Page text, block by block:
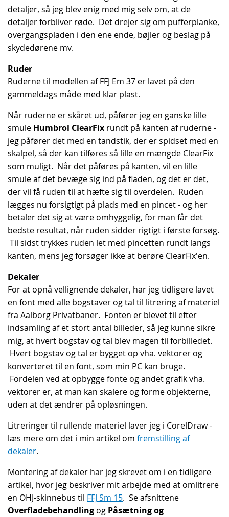
detaljer, så jeg blev enig med mig selv om, at de
detaljer forbliver røde. Det drejer sig om pufferplanke,
overgangspladen i den ene ende, bøjler og beslag på
skydedørene mv.
Ruder
Ruderne til modellen af FFJ Em 37 er lavet på den
gammeldags måde med klar plast.
Når ruderne er skåret ud, påfører jeg en ganske lille
smule Humbrol ClearFix rundt på kanten af ruderne -
jeg påfører det med en tandstik, der er spidset med en
skalpel, så der kan tilføres så lille en mængde ClearFix
som muligt. Når det påføres på kanten, vil en lille
smule af det bevæge sig ind på fladen, og det er det,
der vil få ruden til at hæfte sig til overdelen. Ruden
lægges nu forsigtigt på plads med en pincet - og her
betaler det sig at være omhyggelig, for man får det
bedste resultat, når ruden sidder rigtigt i første forsøg.
Til sidst trykkes ruden let med pincetten rundt langs
kanten, mens jeg forsøger ikke at berøre ClearFix'en.
Dekaler
For at opnå vellignende dekaler, har jeg tidligere lavet
en font med alle bogstaver og tal til litrering af materiel
fra Aalborg Privatbaner. Fonten er blevet til efter
indsamling af et stort antal billeder, så jeg kunne sikre
mig, at hvert bogstav og tal blev magen til forbilledet.
Hvert bogstav og tal er bygget op vha. vektorer og
konverteret til en font, som min PC kan bruge.
Fordelen ved at opbygge fonte og andet grafik vha.
vektorer er, at man kan skalere og forme objekterne,
uden at det ændrer på opløsningen.
Litreringer til rullende materiel laver jeg i CorelDraw -
læs mere om det i min artikel om fremstilling af
dekaler.
Montering af dekaler har jeg skrevet om i en tidligere
artikel, hvor jeg beskriver mit arbejde med at omlitrere
en OHJ-skinnebus til FFJ Sm 15. Se afsnittene
Overfladebehandling og Påsætning og